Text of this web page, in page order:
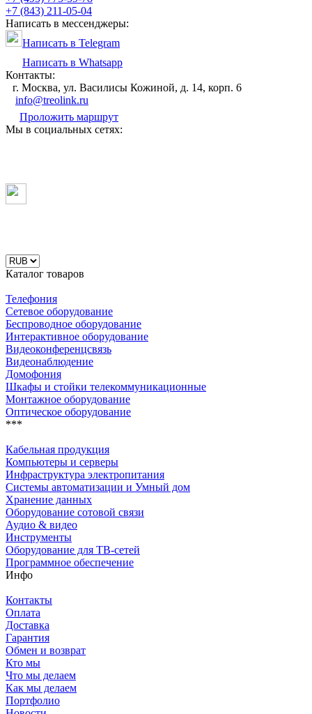
+7 (843) 211-05-04
Написать в мессенджеры:
Написать в Telegram
Написать в Whatsapp
Контакты:
г. Москва, ул. Василисы Кожиной, д. 14, корп. 6
info@treolink.ru
Проложить маршрут
Мы в социальных сетях:
Каталог товаров
Телефония
Сетевое оборудование
Беспроводное оборудование
Интерактивное оборудование
Видеоконференцсвязь
Видеонаблюдение
Домофония
Шкафы и стойки телекоммуникационные
Монтажное оборудование
Оптическое оборудование
***
Кабельная продукция
Компьютеры и серверы
Инфраструктура электропитания
Системы автоматизации и Умный дом
Хранение данных
Оборудование сотовой связи
Аудио & видео
Инструменты
Оборудование для ТВ-сетей
Программное обеспечение
Инфо
Контакты
Оплата
Доставка
Гарантия
Обмен и возврат
Кто мы
Что мы делаем
Как мы делаем
Портфолио